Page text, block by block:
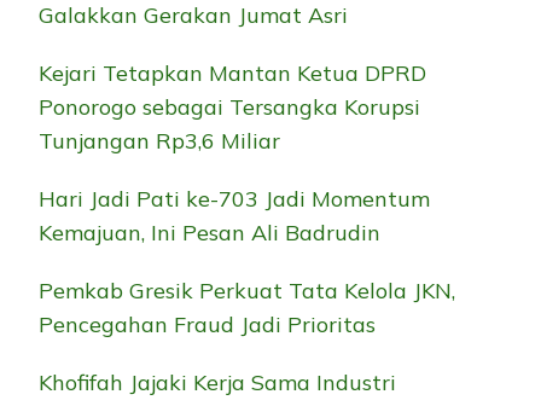
Galakkan Gerakan Jumat Asri
Kejari Tetapkan Mantan Ketua DPRD
Ponorogo sebagai Tersangka Korupsi
Tunjangan Rp3,6 Miliar
Hari Jadi Pati ke-703 Jadi Momentum
Kemajuan, Ini Pesan Ali Badrudin
Pemkab Gresik Perkuat Tata Kelola JKN,
Pencegahan Fraud Jadi Prioritas
Khofifah Jajaki Kerja Sama Industri